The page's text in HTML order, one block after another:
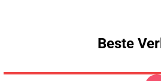
Beste